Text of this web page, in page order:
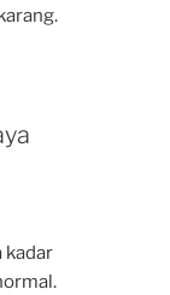
kadar